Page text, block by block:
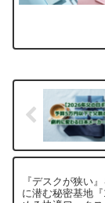
『デスクが狭い
に潜む秘密基地